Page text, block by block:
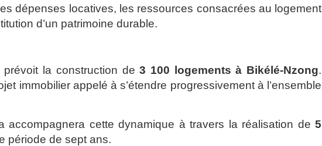
dépenses locatives, les ressources consacrées au logement
d’un patrimoine durable.
prévoit la construction de3 100 logements à Bikélé-Nzong.
immobilier appelé à s’étendre progressivement à l’ensemble
accompagnera cette dynamique à travers la réalisation de5
période de sept ans.